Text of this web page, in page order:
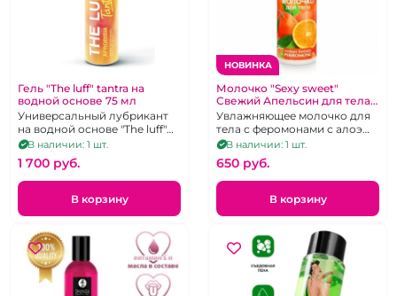
Гель "The luff" tantra на
водной основе 75 мл
Универсальный лубрикант
на водной основе "The luff"
tantra
В наличии: 1 шт.
1 700 pуб.
В корзину
НОВИНКА
Молочко "Sexy sweet"
Свежий Апельсин для тела с
феромонами
Увлажняющее молочко для
тела с феромонами с алоэ
вера и гиалуроновой
кислотой, 150 мл
В наличии: 1 шт.
650 pуб.
В корзину